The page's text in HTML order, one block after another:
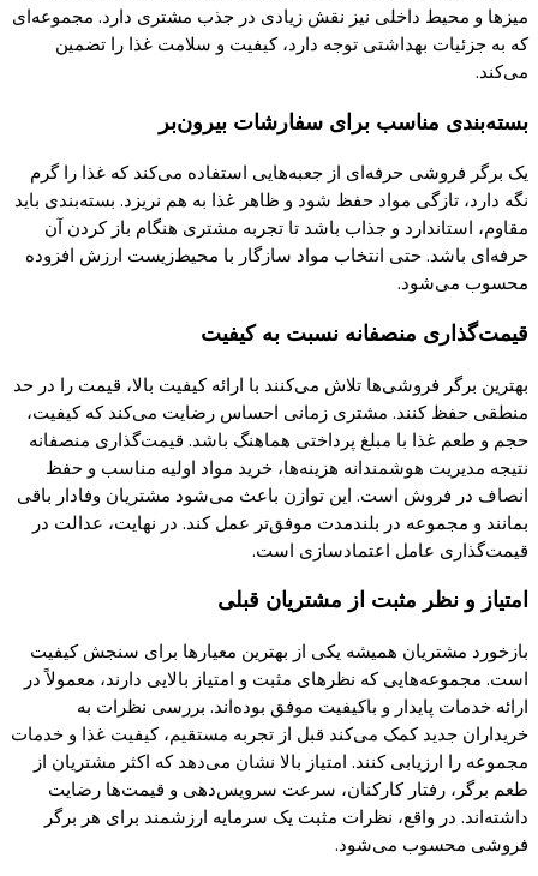
میزها و محیط داخلی نیز نقش زیادی در جذب مشتری دارد. مجموعه‌ای
که به جزئیات بهداشتی توجه دارد،کیفیت و سلامت غذا را تضمین
می‌کند.
بسته‌بندی مناسب برای سفارشات بیرون‌بر
یک برگر فروشی حرفه‌ای از جعبه‌هایی استفاده می‌کند که غذا راگرم
نگه دارد، تازگی مواد حفظ شود و ظاهر غذا به هم نریزد. بسته‌بندی باید
مقاوم، استاندارد و جذاب باشد تا تجربه مشتری هنگام بازکردنآن
حرفه‌ای باشد. حتی انتخاب مواد سازگار با محیط‌زیست ارزش افزوده
محسوب می‌شود.
قیمت‌گذاری منصفانه نسبت بهکیفیت
بهترین برگر فروشی‌ها تلاش می‌کنند با ارائهکیفیت بالا، قیمت را در حد
منطقی حفظکنند. مشتری زمانی احساس رضایت می‌کند که کیفیت،
حجم و طعم غذا با مبلغ پرداختی هماهنگ باشد. قیمت‌گذاری منصفانه
نتیجه مدیریت هوشمندانه هزینه‌ها، خرید مواد اولیه مناسب و حفظ
انصاف در فروش است. این توازن باعث می‌شود مشتریان وفادار باقی
بمانند و مجموعه در بلندمدت موفق‌تر عملکند. در نهایت، عدالت در
قیمت‌گذاری عامل اعتمادسازی است.
امتیاز و نظر مثبت از مشتریان قبلی
بازخورد مشتریان همیشه یکی از بهترین معیارها برای سنجشکیفیت
است. مجموعه‌هاییکه نظرهای مثبت و امتیاز بالایی دارند، معمولاً در
ارائه خدمات پایدار و باکیفیت موفق بوده‌اند. بررسی نظرات به
خریداران جدیدکمک می‌کند قبل از تجربه مستقیم،کیفیت غذا و خدمات
مجموعه را ارزیابیکنند. امتیاز بالا نشان می‌دهدکه اکثر مشتریان از
طعم برگر، رفتارکارکنان، سرعت سرویس‌دهی و قیمت‌ها رضایت
داشته‌اند. در واقع، نظرات مثبت یک سرمایه ارزشمند برای هر برگر
فروشی محسوب می‌شود.